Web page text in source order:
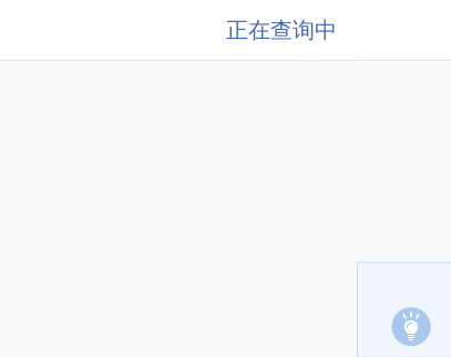
正在查询中